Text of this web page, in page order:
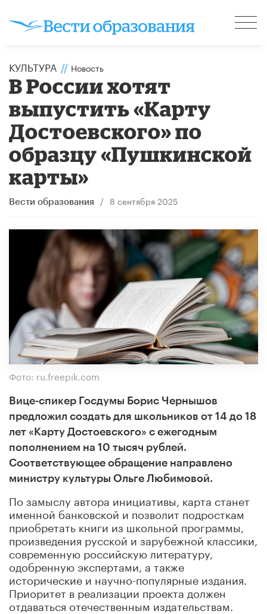
КУЛЬТУРА // Новость
В России хотят
выпустить «Карту
Достоевского» по
образцу «Пушкинской
карты»
Вести образования / 8 сентября 2025
Фото: ru.freepik.com
Вице-спикер Госдумы Борис Чернышов
предложил создать для школьников от 14 до 18
лет «Карту Достоевского» с ежегодным
пополнением на 10 тысяч рублей.
Соответствующее обращение направлено
министру культуры Ольге Любимовой.
По замыслу автора инициативы, карта станет
именной банковской и позволит подросткам
приобретать книги из школьной программы,
произведения русской и зарубежной классики,
современную российскую литературу,
одобренную экспертами, а также
исторические и научно-популярные издания.
Приоритет в реализации проекта должен
отдаваться отечественным издательствам.